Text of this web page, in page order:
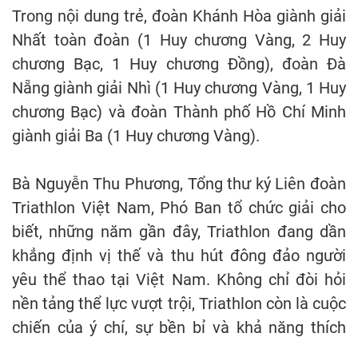
Trong nội dung trẻ, đoàn Khánh Hòa giành giải
Nhất toàn đoàn (1 Huy chương Vàng, 2 Huy
chương Bạc, 1 Huy chương Đồng), đoàn Đà
Nẵng giành giải Nhì (1 Huy chương Vàng, 1 Huy
chương Bạc) và đoàn Thành phố Hồ Chí Minh
giành giải Ba (1 Huy chương Vàng).
Bà Nguyễn Thu Phương, Tổng thư ký Liên đoàn
Triathlon Việt Nam, Phó Ban tổ chức giải cho
biết, những năm gần đây, Triathlon đang dần
khẳng định vị thế và thu hút đông đảo người
yêu thể thao tại Việt Nam. Không chỉ đòi hỏi
nền tảng thể lực vượt trội, Triathlon còn là cuộc
chiến của ý chí, sự bền bỉ và khả năng thích